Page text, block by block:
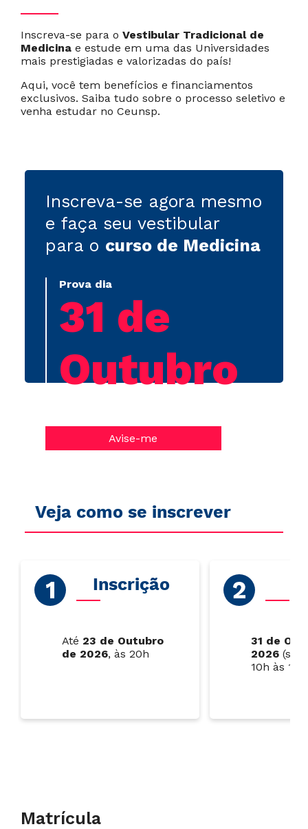
Inscreva-se para o Vestibular Tradicional de
Medicina e estude em uma das Universidades
mais prestigiadas e valorizadas do país!
Aqui, você tem benefícios e financiamentos
exclusivos. Saiba tudo sobre o processo seletivo e
venha estudar no Ceunsp.
Inscreva-se agora mesmo
e faça seu vestibular
para o curso de Medicina
Prova dia
31 de
Outubro
Avise-me
Veja como se inscrever
Inscrição
Até 23 de Outubro
de 2026, às 20h
31 de
2026
10h às 14h
Matrícula